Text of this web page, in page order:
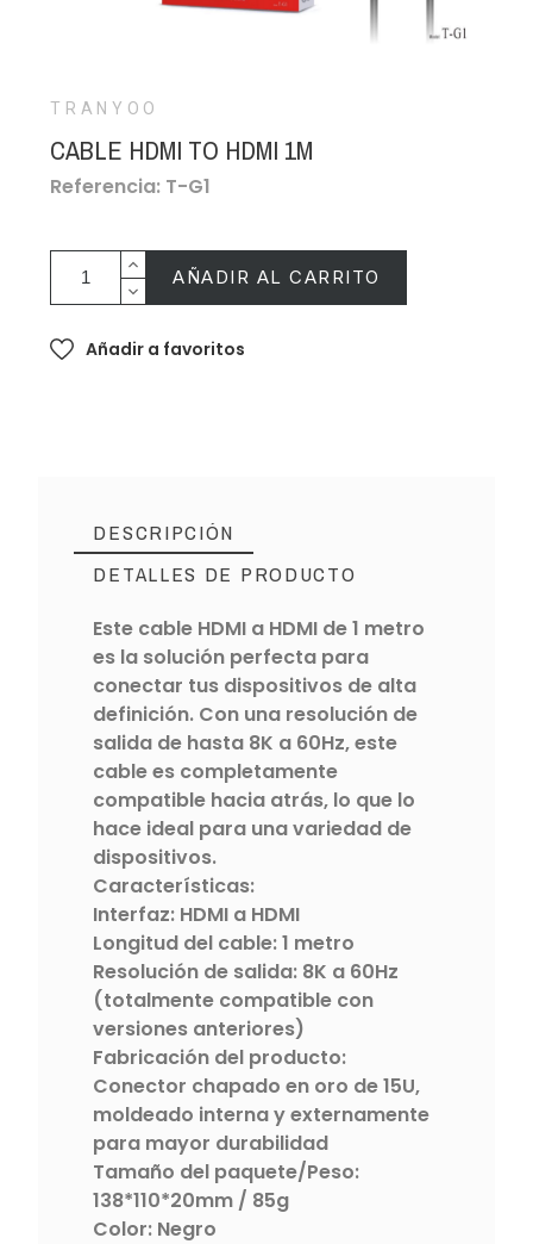
TRANYOO
CABLE HDMI TO HDMI 1M
Referencia: T-G1
AÑADIR AL CARRITO
Añadir a favoritos
DESCRIPCIÓN
DETALLES DE PRODUCTO
Este cable HDMI a HDMI de 1 metro
es la solución perfecta para
conectar tus dispositivos de alta
definición. Con una resolución de
salida de hasta 8K a 60Hz, este
cable es completamente
compatible hacia atrás, lo que lo
hace ideal para una variedad de
dispositivos.
Características:
Interfaz: HDMI a HDMI
Longitud del cable: 1 metro
Resolución de salida: 8K a 60Hz
(totalmente compatible con
versiones anteriores)
Fabricación del producto:
Conector chapado en oro de 15U,
moldeado interna y externamente
para mayor durabilidad
Tamaño del paquete/Peso:
138*110*20mm / 85g
Color: Negro